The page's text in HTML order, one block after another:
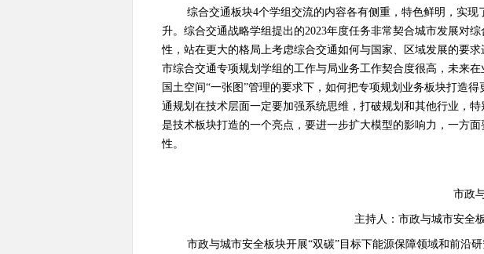
综合交通板块4个学组交流的内容各有侧重，特色鲜明，实
升。综合交通战略学组提出的2023年度任务非常契合城市发展对
性，站在更大的格局上考虑综合交通如何与国家、区域发展的要
市综合交通专项规划学组的工作与局业务工作契合度很高，未来
国土空间“一张图”管理的要求下，如何把专项规划业务板块打造
通规划在技术层面一定要加强系统思维，打破规划和其他行业，
是技术板块打造的一个亮点，要进一步扩大模型的影响力，一方
性。
市政
主持人：市政与城市安全
市政与城市安全板块开展“双碳”目标下能源保障领域和前沿